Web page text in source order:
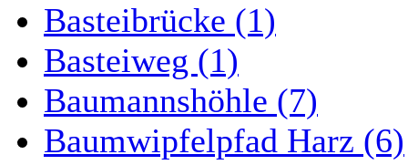
Basteibrücke (1)
Basteiweg (1)
Baumannshöhle (7)
Baumwipfelpfad Harz (6)